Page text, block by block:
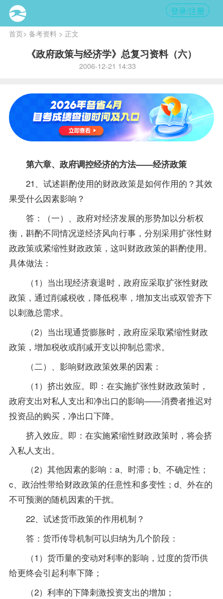
登录/注册
首页> 备考资料> 正文
《政府政策与经济学》总复习资料（六）
2006-12-21 14:33
第六章、政府调控经济的方法——经济政策
21、试述斟酌使用的财政政策是如何作用的？其效
果受什么因素影响？
答：（一）、政府对经济发展的形势加以分析权
衡，斟酌不同情况逆经济风向行事，分别采用扩张性财
政政策或紧缩性财政政策，这叫财政政策的斟酌使用。
具体做法：
（1）当出现经济衰退时，政府应采取扩张性财政
政策，通过削减税收，降低税率，增加支出或双管齐下
以刺激总需求。
（2）当出现通货膨胀时，政府应采取紧缩性财政
政策，增加税收或削减开支以抑制总需求。
（二）、影响财政政策效果的因素：
（1）挤出效应。即：在实施扩张性财政政策时，
政府支出对私人支出和净出口的影响——消费者推迟对
投资品的购买，净出口下降。
挤入效应。即：在实施紧缩性财政政策时，将会挤
入私人支出。
（2）其他因素的影响：a、时滞；b、不确定性；
c、政治性带给财政政策的任意性和多变性；d、外在的
不可预测的随机因素的干扰。
22、试述货币政策的作用机制？
答：货币传导机制可以归纳为几个阶段：
（1）货币量的变动对利率的影响，过度的货币供
给更终会引起利率下降；
（2）利率的下降刺激投资支出的增加；